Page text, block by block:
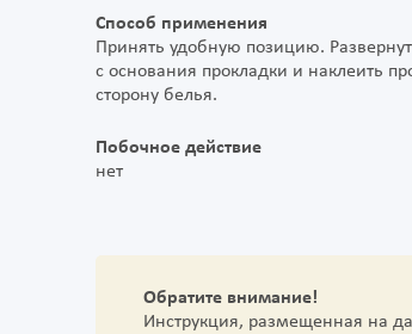
Способ применения
Принять удобную позицию.
с основания прокладки и наклеить
сторону белья.
Побочное действие
нет
Обратите внимание!
Инструкция, размещенная на